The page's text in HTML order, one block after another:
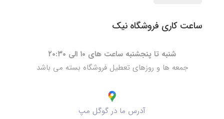
ساعت کاری فروشگاه نیک
شنبه تا پنجشنبه ساعت های ۱۰ الی ۲۰:۳۰
جمعه ها و روزهای تعطیل فروشگاه بسته می باشد
آدرس ما در گوگل مپ